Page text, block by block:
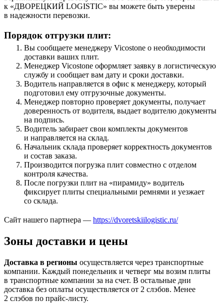
к «ДВОРЕЦКИЙ LOGISTIC» вы можете быть уверены
в надежности перевозки.
Порядок отгрузки плит:
Вы сообщаете менеджеру Vicostone о необходимости
доставки ваших плит.
Менеджер Vicostone оформляет заявку в логистическую
службу и сообщает вам дату и сроки доставки.
Водитель направляется в офис к менеджеру, который
подготовил ему отгрузочные документы.
Менеджер повторно проверяет документы, получает
доверенность от водителя, выдает водителю документы
на подпись.
Водитель забирает свои комплекты документов
и направляется на склад.
Начальник склада проверяет корректность документов
и состав заказа.
Производится погрузка плит совместно с отделом
контроля качества.
После погрузки плит на «пирамиду» водитель
фиксирует плиты специальными ремнями и уезжает
со склада.
Сайт нашего партнера — https://dvoretskiilogistic.ru/
Зоны доставки и цены
Доставка в регионы осуществляется через транспортные
компании. Каждый понедельник и четверг мы возим плиты
в транспортные компании за на счет. В остальные дни
доставка без оплаты осуществляется от 2 слэбов. Менее
2 слэбов по прайс-листу.